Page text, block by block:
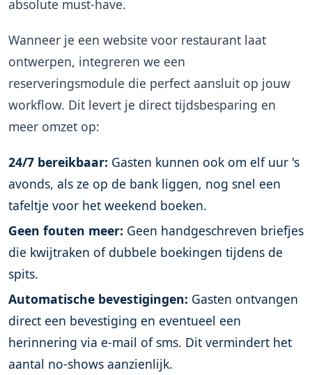
absolute must-have.
Wanneer je een website voor restaurant laat
ontwerpen, integreren we een
reserveringsmodule die perfect aansluit op jouw
workflow. Dit levert je direct tijdsbesparing en
meer omzet op:
24/7 bereikbaar: Gasten kunnen ook om elf uur 's
avonds, als ze op de bank liggen, nog snel een
tafeltje voor het weekend boeken.
Geen fouten meer: Geen handgeschreven briefjes
die kwijtraken of dubbele boekingen tijdens de
spits.
Automatische bevestigingen: Gasten ontvangen
direct een bevestiging en eventueel een
herinnering via e-mail of sms. Dit vermindert het
aantal no-shows aanzienlijk.